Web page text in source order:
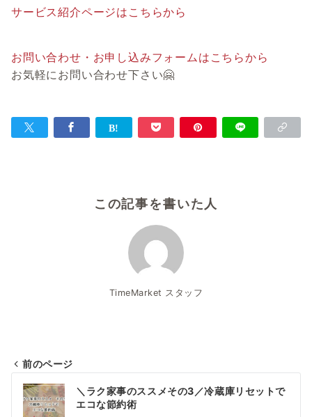
サービス紹介ページはこちらから
お問い合わせ・お申し込みフォームはこちらから
お気軽にお問い合わせ下さい🤗
この記事を書いた人
TimeMarket スタッフ
投
稿
前のページ
＼ラク家事のススメその3／冷蔵庫リセットで
エコな節約術